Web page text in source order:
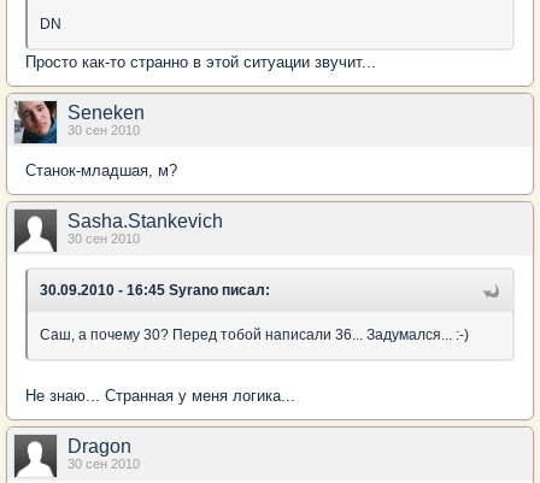
DN
Просто как-то странно в этой ситуации звучит...
Seneken
30 сен 2010
Станок-младшая, м?
Sasha.Stankevich
30 сен 2010
30.09.2010 - 16:45 Syrano писал:
Саш, а почему 30? Перед тобой написали 36... Задумался... :-)
Не знаю... Странная у меня логика...
Dragon
30 сен 2010